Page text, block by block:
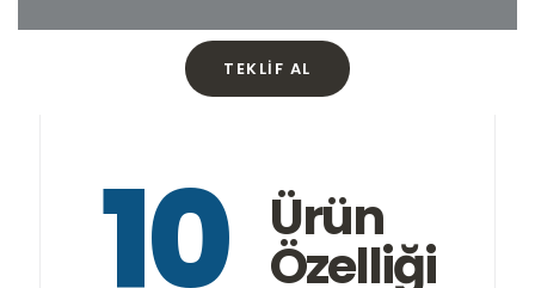
TEKLIF AL
10 Ürün
Özelliği